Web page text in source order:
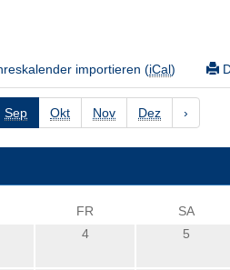
importieren (iCal)
Sep Okt Nov Dez ›
FR SA
4 5